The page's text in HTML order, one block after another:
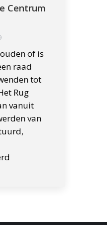
Centrum
of is
raad
tot
Rug
vanuit
van